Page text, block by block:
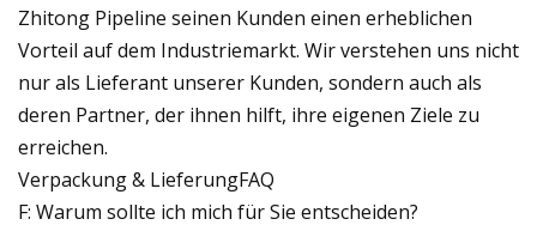
Zhitong Pipeline seinen Kunden einen erheblichen
Vorteil auf dem Industriemarkt. Wir verstehen uns nicht
nur als Lieferant unserer Kunden, sondern auch als
deren Partner, der ihnen hilft, ihre eigenen Ziele zu
erreichen.
Verpackung & LieferungFAQ
F: Warum sollte ich mich für Sie entscheiden?